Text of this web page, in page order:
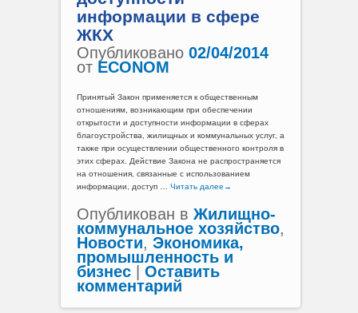
информации в сфере
ЖКХ
Опубликовано 02/04/2014
от ECONOM
Принятый Закон применяется к общественным
отношениям, возникающим при обеспечении
открытости и доступности информации в сферах
благоустройства, жилищных и коммунальных услуг, а
также при осуществлении общественного контроля в
этих сферах. Действие Закона не распространяется
на отношения, связанные с использованием
информации, доступ … Читать далее →
Опубликован в Жилищно-
коммунальное хозяйство,
Новости, Экономика,
промышленность и
бизнес
Оставить
комментарий